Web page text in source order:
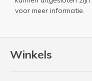
Winkels
voor meer informatie.